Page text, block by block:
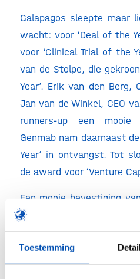
Toestemming
Galapagos sleepte maar
wacht: voor ‘Deal of the
voor ‘Clinical Trial of the
van de Stolpe, die
Year’. Erik van den Berg,
Jan van de Winkel, CEO
runners-up een mooie
Genmab nam daarnaast
Year’ in ontvangst. Tot
de award voor ‘Venture
Een mooie bevestiging
al lang wisten:
sciences. Alle winnaars:
en keep up the good work!